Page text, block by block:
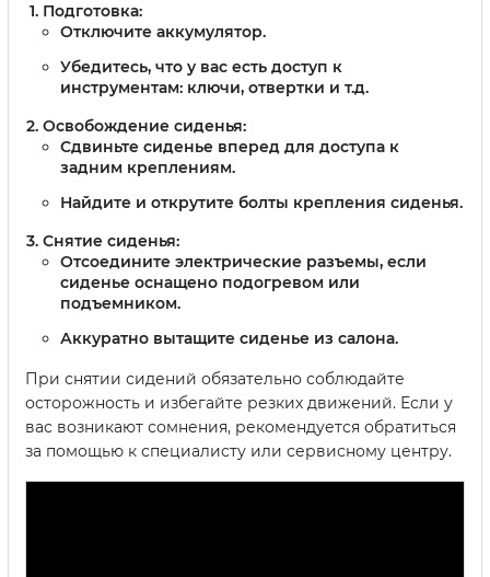
Подготовка:
Отключите аккумулятор.
Убедитесь, что у вас есть доступ к
инструментам: ключи, отвертки и т.д.
Освобождение сиденья:
Сдвиньте сиденье вперед для доступа к
задним креплениям.
Найдите и открутите болты крепления сиденья.
Снятие сиденья:
Отсоедините электрические разъемы, если
сиденье оснащено подогревом или
подъемником.
Аккуратно вытащите сиденье из салона.
При снятии сидений обязательно соблюдайте
осторожность и избегайте резких движений. Если у
вас возникают сомнения, рекомендуется обратиться
за помощью к специалисту или сервисному центру.